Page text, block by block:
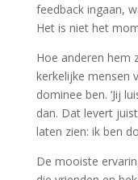
feedback ingaan,
Het is niet het
Hoe anderen hem
kerkelijke mensen
dominee ben. ‘Jij
dan. Dat levert
laten zien: ik ben
De mooiste